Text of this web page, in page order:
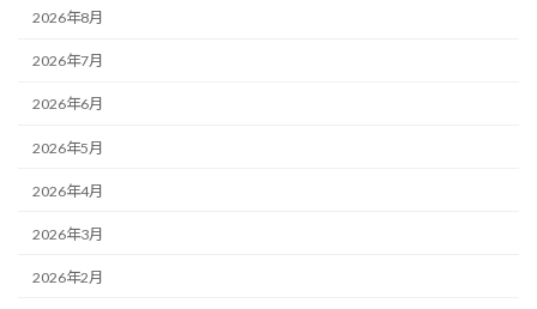
2026年8月
2026年7月
2026年6月
2026年5月
2026年4月
2026年3月
2026年2月